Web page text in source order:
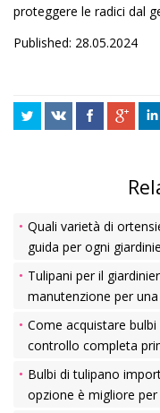
proteggere le radici dal
Published: 28.05.2024
Quali varietà di
guida per ogni
Tulipani per il
manutenzione per
Come acquistare
controllo completa
Bulbi di tulipano
opzione è migliore per